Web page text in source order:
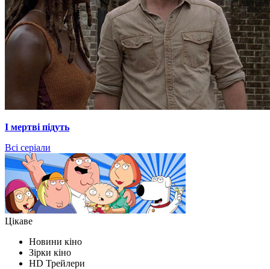
І мертві підуть
Всі серіали
Цікаве
Новини кіно
Зірки кіно
HD Трейлери